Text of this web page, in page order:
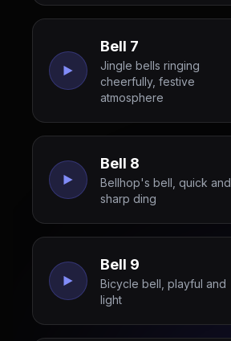
Bell 7
Jingle bells ringing
cheerfully, festive
atmosphere
Bell 8
Bellhop's bell, quick and
sharp ding
Bell 9
Bicycle bell, playful and
light